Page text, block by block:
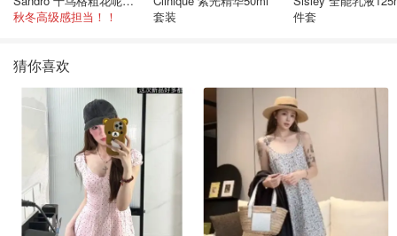
秋冬高级感担当！！
套装
件套
猜你喜欢